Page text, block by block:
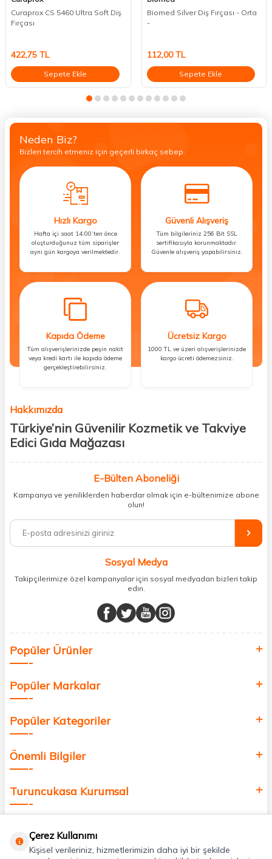
Curaprox CS 5460 Ultra Soft Diş
Fırçası
422,75 TL
Sepete Ekle
Biomed Silver Diş Fırçası - Orta
-
112,00TL
Sepete Ekle
Neden Biz?
Bizleri tercih etmeniz için geçerli birkaç sebep.
Hızlı Kargo
Hafta içi saat 14:00’ten önce
oluşturduğunuz tüm siparişler
aynı gün kargoya verilmektedir.
Güvenli Alışveriş
Tüm bilgileriniz 256 Bit SSL
sertifikasıyla korunmaktadır.
Güvenle alışveriş yapabilirsiniz.
Kapıda Ödeme
Tüm alışverişlerinizde peşin nakit
veya kredi kartı ile kapıda ödeme
gerçekleştirebilirsiniz.
Ücretsiz Kargo
1000 TL ve üzeri alışverişlerinizde
kargo ücreti ödemezsiniz.
Hakkımızda
Türkiye’nin Güvenilir Kozmetik ve Takviye
Edici Gıda Mağazası
kişisel bakım hem de takviye edici gıda ürünlerini sizlerle
buluşturuyoruz. Artık mağaza mağaza dolaşmanıza gerek yok;
ihtiyacınız olan her şeyi tek bir çatı altında topluyor ve kapınıza kadar
%100 orijinal kozmetik ve sağlık ürünleriyle güzelliğinizi tamamlayabilir,
vücudunuzu desteklemek için güvenilir takviye edici gıdalara
minerallere kadar binlerce ürünü uygun fiyat ve hızlı kargo avantajıyla
sunuyoruz.
buluşturuyor ve online alışveriş deneyiminizi en iyi hale getiriyoruz.
Sağlık, güzellik ve iyi yaşam için aradığınız her şey burada!
değer katmak için bize katılın!
E-Bülten Aboneliği
Kampanya ve yeniliklerden haberdar olmak için e-bültenimize abone
olun!
Sosyal Medya
Takipçilerimize özel kampanyalar için sosyal medyadan bizleri takip
edin.
Popüler Ürünler
Popüler Markalar
Popüler Kategoriler
Önemli Bilgiler
Turuncukasa Kurumsal
Çerez Kullanımı
Kişisel verileriniz, hizmetlerimizin daha iyi bir şekilde